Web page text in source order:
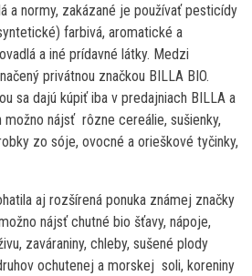
a normy, zakázané je používať pesticídy
farbivá, aromatické a
a iné prídavné látky. Medzi
privátnou značkou BILLA BIO.
sa dajú kúpiť iba v predajniach BILLA a
nájsť rôzne cereálie, sušienky,
zo sóje, ovocné a orieškové tyčinky,
aj rozšírená ponuka známej značky
nájsť chutné bio šťavy, nápoje,
zaváraniny, chleby, sušené plody
ochutenej a morskej soli, koreniny